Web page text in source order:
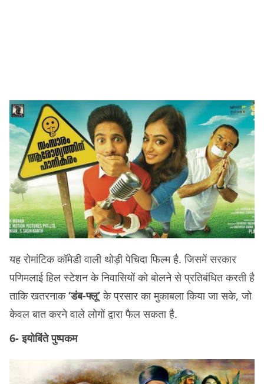
यह रोमांटिक कॉमेडी वाली थोड़ी पेचिदा फिल्म है. जिसमें सरकार
पणिमलाई हिल स्टेशन के निवासियों को बोलने से प्रतिबंधित करती है
ताकि खतरनाक‘डंब-फ्लू’के प्रसार का मुकाबला किया जा सके, जो
केवल बात करने वाले लोगों द्वारा फैल सकता है.
6- इयोबिंते पुष्पकम